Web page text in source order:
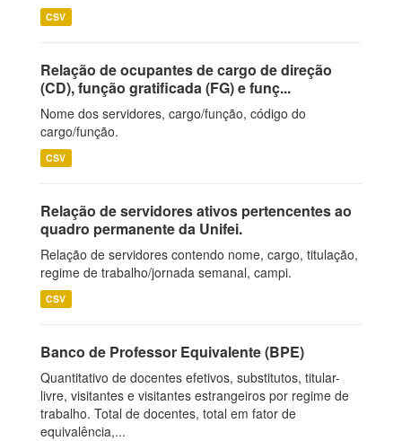
CSV
Relação de ocupantes de cargo de direção
(CD), função gratificada (FG) e funç...
Nome dos servidores, cargo/função, código do
cargo/função.
CSV
Relação de servidores ativos pertencentes ao
quadro permanente da Unifei.
Relação de servidores contendo nome, cargo, titulação,
regime de trabalho/jornada semanal, campi.
CSV
Banco de Professor Equivalente (BPE)
Quantitativo de docentes efetivos, substitutos, titular-
livre, visitantes e visitantes estrangeiros por regime de
trabalho. Total de docentes, total em fator de
equivalência,...